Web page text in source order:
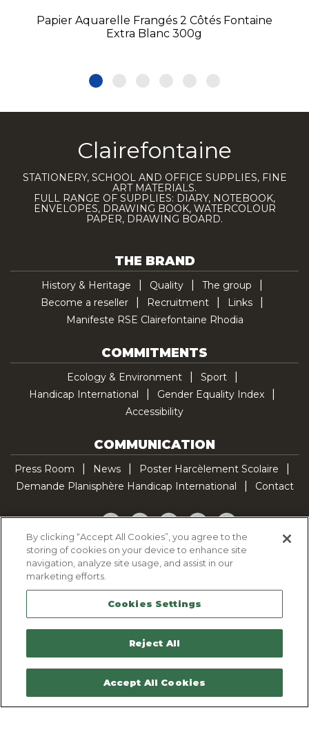
Papier Aquarelle Frangés 2 Côtés Fontaine
Extra Blanc 300g
Clairefontaine
STATIONERY, SCHOOL AND OFFICE SUPPLIES, FINE
ART MATERIALS.
FULL RANGE OF SUPPLIES: DIARY, NOTEBOOK,
ENVELOPES, DRAWING BOOK, WATERCOLOUR
PAPER, DRAWING BOARD.
THE BRAND
History & Heritage Quality
The group
Become a reseller
Recruitment
Links
Manifeste RSE Clairefontaine Rhodia
COMMITMENTS
Ecology & Environment
Sport
Handicap International
Gender Equality Index
Accessibility
COMMUNICATION
Press Room News
Poster Harcèlement Scolaire
Demande Planisphère Handicap International
Contact
Facebook
TwitterYouTubePinterestTikTok
Cookie Policy
Legal Notice
Sitemap
Contactez-nous
By clicking “Accept All Cookies”, you agree to the
storing of cookies on your device to enhance site
navigation, analyze site usage, and assist in our
marketing efforts.
Cookies Settings
Reject All
Accept All Cookies